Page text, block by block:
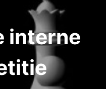
interne